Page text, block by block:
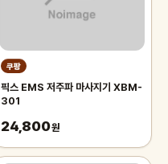
쿠팡
픽스 EMS 저주파 마사지기 XBM-
301
24,800원